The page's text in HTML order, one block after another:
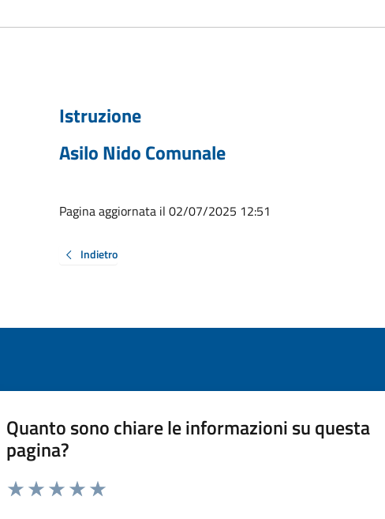
Istruzione
Asilo Nido Comunale
Pagina aggiornata il 02/07/2025 12:51
Indietro
Quanto sono chiare le informazioni su questa
pagina?
Valuta da 1 a 5 stelle la pagina